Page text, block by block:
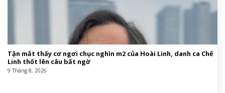
Tận mắt thấy cơ ngơi chục nghìn m2 của Hoài Linh, danh ca Chế
Linh thốt lên câu bất ngờ
9 Tháng 8, 2026